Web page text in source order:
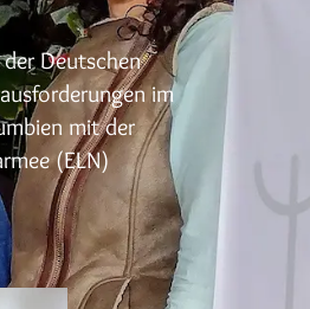
Deutschen
im
mit der
(ELN)